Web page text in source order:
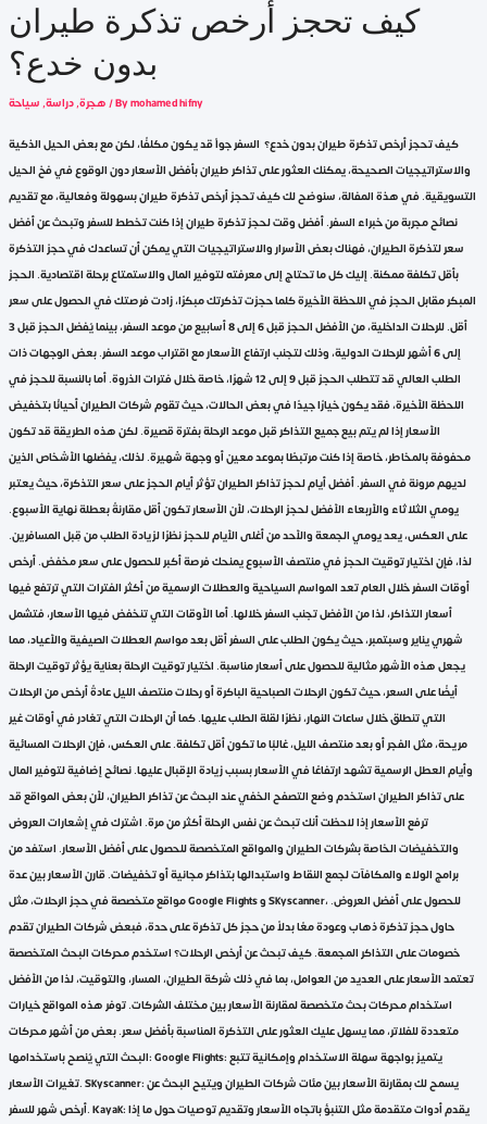
كيف تحجز أرخص تذكرة طيران
بدون خدع؟
هجرة,دراسة,سياحة / Bymohamed hifny
كيف تحجز أرخص تذكرة طيران بدون خدع؟ السفر جواً قد يكون مكلفًا، لكن مع بعض الحيل الذكية
والاستراتيجيات الصحيحة، يمكنك العثور على تذاكر طيران بأفضل الأسعار دون الوقوع في فخ الحيل
التسويقية. في هذة المفالة، سنوضح لك كيف تحجز أرخص تذكرة طيران بسهولة وفعالية، مع تقديم
نصائح مجربة من خبراء السفر. أفضل وقت لحجز تذكرة طيران إذا كنت تخطط للسفر وتبحث عن أفضل
سعر لتذكرة الطيران، فهناك بعض الأسرار والاستراتيجيات التي يمكن أن تساعدك في حجز التذكرة
بأقل تكلفة ممكنة. إليك كل ما تحتاج إلى معرفته لتوفير المال والاستمتاع برحلة اقتصادية. الحجز
المبكر مقابل الحجز في اللحظة الأخيرة كلما حجزت تذكرتك مبكرًا، زادت فرصتك في الحصول على سعر
أقل. للرحلات الداخلية، من الأفضل الحجز قبل 6 إلى 8 أسابيع من موعد السفر، بينما يُفضل الحجز قبل 3
إلى 6 أشهر للرحلات الدولية، وذلك لتجنب ارتفاع الأسعار مع اقتراب موعد السفر. بعض الوجهات ذات
الطلب العالي قد تتطلب الحجز قبل 9 إلى 12 شهرًا، خاصة خلال فترات الذروة. أما بالنسبة للحجز في
اللحظة الأخيرة، فقد يكون خيارًا جيدًا في بعض الحالات، حيث تقوم شركات الطيران أحيانًا بتخفيض
الأسعار إذا لم يتم بيع جميع التذاكر قبل موعد الرحلة بفترة قصيرة. لكن هذه الطريقة قد تكون
محفوفة بالمخاطر، خاصة إذا كنت مرتبطًا بموعد معين أو وجهة شهيرة. لذلك، يفضلها الأشخاص الذين
لديهم مرونة في السفر. أفضل أيام لحجز تذاكر الطيران تؤثر أيام الحجز على سعر التذكرة، حيث يعتبر
يومي الثلاثاء والأربعاء الأفضل لحجز الرحلات، لأن الأسعار تكون أقل مقارنةً بعطلة نهاية الأسبوع.
على العكس، يعد يومي الجمعة والأحد من أغلى الأيام للحجز نظرًا لزيادة الطلب من قِبل المسافرين.
لذا، فإن اختيار توقيت الحجز في منتصف الأسبوع يمنحك فرصة أكبر للحصول على سعر مخفض. أرخص
أوقات السفر خلال العام تعد المواسم السياحية والعطلات الرسمية من أكثر الفترات التي ترتفع فيها
أسعار التذاكر، لذا من الأفضل تجنب السفر خلالها. أما الأوقات التي تنخفض فيها الأسعار، فتشمل
شهري يناير وسبتمبر، حيث يكون الطلب على السفر أقل بعد مواسم العطلات الصيفية والأعياد، مما
يجعل هذه الأشهر مثالية للحصول على أسعار مناسبة. اختيار توقيت الرحلة بعناية يؤثر توقيت الرحلة
أيضًا على السعر، حيث تكون الرحلات الصباحية الباكرة أو رحلات منتصف الليل عادةً أرخص من الرحلات
التي تنطلق خلال ساعات النهار، نظرًا لقلة الطلب عليها. كما أن الرحلات التي تغادر في أوقات غير
مريحة، مثل الفجر أو بعد منتصف الليل، غالبًا ما تكون أقل تكلفة. على العكس، فإن الرحلات المسائية
وأيام العطل الرسمية تشهد ارتفاعًا في الأسعار بسبب زيادة الإقبال عليها. نصائح إضافية لتوفير المال
على تذاكر الطيران استخدم وضع التصفح الخفي عند البحث عن تذاكر الطيران، لأن بعض المواقع قد
ترفع الأسعار إذا لاحظت أنك تبحث عن نفس الرحلة أكثر من مرة. اشترك في إشعارات العروض
والتخفيضات الخاصة بشركات الطيران والمواقع المتخصصة للحصول على أفضل الأسعار. استفد من
برامج الولاء والمكافآت لجمع النقاط واستبدالها بتذاكر مجانية أو تخفيضات. قارن الأسعار بين عدة
مواقع متخصصة في حجز الرحلات، مثل Google Flights و Skyscanner، للحصول على أفضل العروض.
حاول حجز تذكرة ذهاب وعودة معًا بدلاً من حجز كل تذكرة على حدة، فبعض شركات الطيران تقدم
خصومات على التذاكر المجمعة. كيف تبحث عن أرخص الرحلات؟ استخدم محركات البحث المتخصصة
تعتمد الأسعار على العديد من العوامل، بما في ذلك شركة الطيران، المسار، والتوقيت، لذا من الأفضل
استخدام محركات بحث متخصصة لمقارنة الأسعار بين مختلف الشركات. توفر هذه المواقع خيارات
متعددة للفلاتر، مما يسهل عليك العثور على التذكرة المناسبة بأفضل سعر. بعض من أشهر محركات
البحث التي يُنصح باستخدامها: Google Flights: يتميز بواجهة سهلة الاستخدام وإمكانية تتبع
تغيرات الأسعار. Skyscanner: يسمح لك بمقارنة الأسعار بين مئات شركات الطيران ويتيح البحث عن
أرخص شهر للسفر. Kayak: يقدم أدوات متقدمة مثل التنبؤ باتجاه الأسعار وتقديم توصيات حول ما إذا